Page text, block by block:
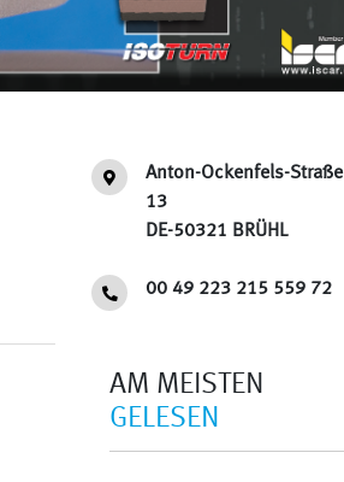
Anton-Ockenfels-Straße
13
DE-50321 BRÜHL
00 49 223 215 559 72
AM MEISTEN
GELESEN